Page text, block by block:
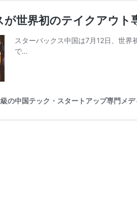
世界初のテイクアウト
スターバックス中国は7月12日、世
で…
の中国テック・スタートアップ専門メデ